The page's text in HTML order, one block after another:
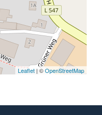
Leaflet | ©OpenStreetMap